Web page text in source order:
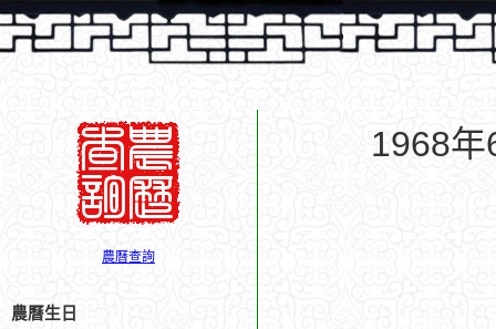
農曆查詢
農曆生日
1968